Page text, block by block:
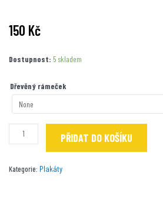
150 Kč
Dostupnost: 5 skladem
Dřevěný rámeček
Víly
PŘIDAT DO KOŠÍKU
Kategorie: Plakáty